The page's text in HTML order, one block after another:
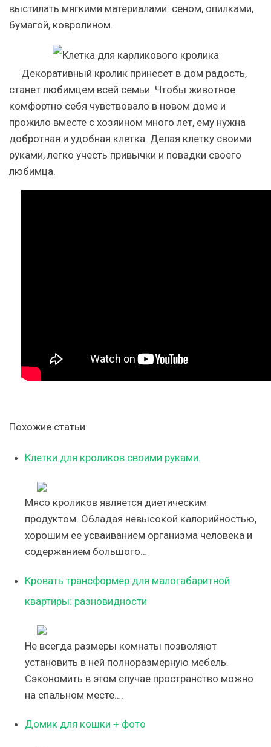
выстилать мягкими материалами: сеном, опилками,
бумагой, ковролином.
Декоративный кролик принесет в дом радость,
станет любимцем всей семьи. Чтобы животное
комфортно себя чувствовало в новом доме и
прожило вместе с хозяином много лет, ему нужна
добротная и удобная клетка. Делая клетку своими
руками, легко учесть привычки и повадки своего
любимца.
Похожие статьи
Клетки для кроликов своими руками.
Мясо кроликов является диетическим
продуктом. Обладая невысокой калорийностью,
хорошим ее усваиванием организма человека и
содержанием большого…
Кровать трансформер для малогабаритной
квартиры: разновидности
Не всегда размеры комнаты позволяют
установить в ней полноразмерную мебель.
Сэкономить в этом случае пространство можно
на спальном месте….
Домик для кошки + фото